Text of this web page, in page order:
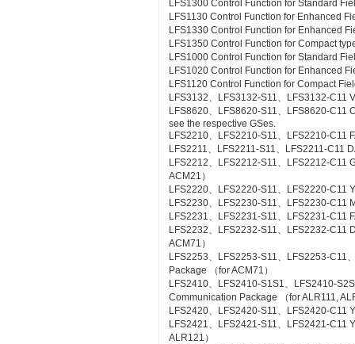
LFS1300 Control Function for Standard
LFS1130 Control Function for Enhanced
LFS1330 Control Function for Enhanced
LFS1350 Control Function for Compact
LFS1000 Control Function for Standard
LFS1020 Control Function for Enhanced
LFS1120 Control Function for Compact
LFS3132、LFS3132-S11、LFS3132-C11
LFS8620、LFS8620-S11、LFS8620-C11
see the respective GSes.
LFS2210、LFS2210-S11、LFS2210-C11
LFS2211、LFS2211-S11、LFS2211-C11
LFS2212、LFS2212-S11、LFS2212-C11
ACM21）
LFS2220、LFS2220-S11、LFS2220-C11
LFS2230、LFS2230-S11、LFS2230-C11
LFS2231、LFS2231-S11、LFS2231-C11
LFS2232、LFS2232-S11、LFS2232-C11
ACM71）
LFS2253、LFS2253-S11、LFS2253-C11
Package （for ACM71）
LFS2410、LFS2410-S1S1、LFS2410-
Communication Package （for ALR111,
LFS2420、LFS2420-S11、LFS2420-C11
LFS2421、LFS2421-S11、LFS2421-C11
ALR121）